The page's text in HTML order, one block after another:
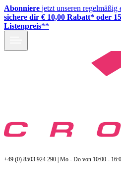
Abonniere jetzt unseren regelmäßig
sichere dir € 10,00 Rabatt* oder
Listenpreis**
+49 (0) 8503 924 290 | Mo - Do von 10:00 -